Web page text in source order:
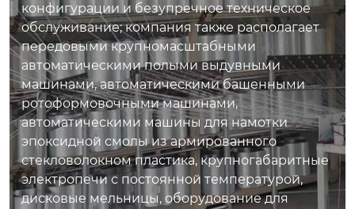
конфигурации и безупречное техническое
обслуживание; компания также располагает
передовыми крупномасштабными
автоматическими полыми выдувными
машинами, автоматическими башенными
ротоформовочными машинами,
автоматическими машины для намотки
эпоксидной смолы из армированного
стекловолокном пластика, крупногабаритные
электропечи с постоянной температурой,
дисковые мельницы, оборудование для